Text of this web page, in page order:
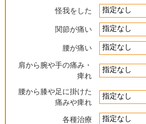
怪我をした
関節が痛い
腰が痛い
肩から腕や手の痛み・
痺れ
腰から膝や足に掛けた
痛みや痺れ
各種治療